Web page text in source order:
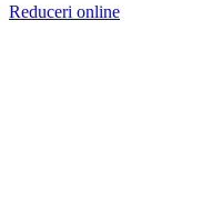
Reduceri online